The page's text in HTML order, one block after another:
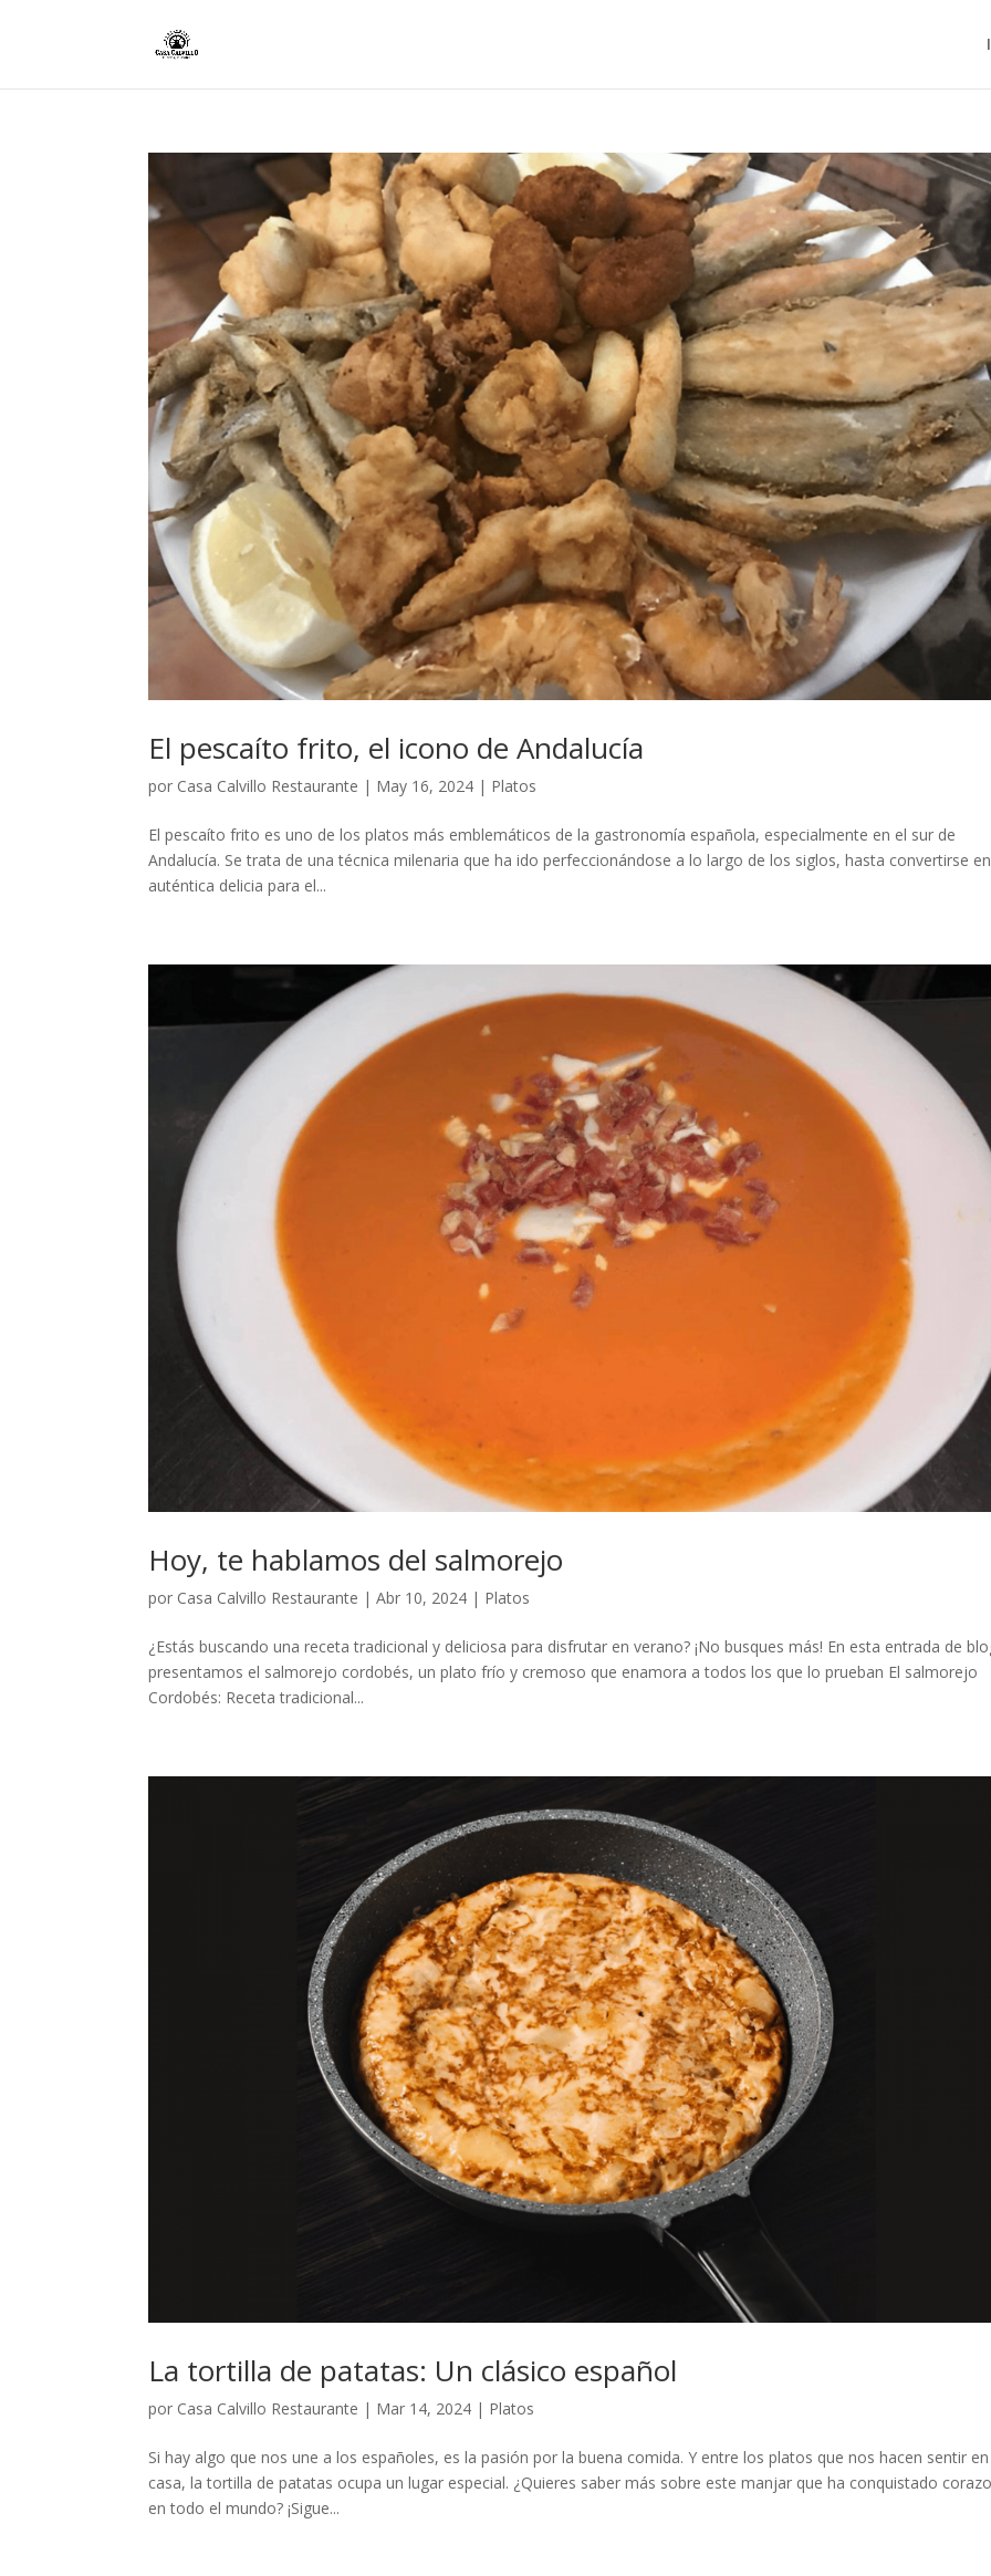
El pescaíto frito, el icono de Andalucía
por Casa Calvillo Restaurante | May 16, 2024 | Platos
El pescaíto frito es uno de los platos más emblemáticos de la gastronomía española, especialmente en el sur de
Andalucía. Se trata de una técnica milenaria que ha ido perfeccionándose a lo largo de los siglos, hasta convertirse
auténtica delicia para el...
Hoy, te hablamos del salmorejo
por Casa Calvillo Restaurante |Abr 10, 2024 | Platos
¿Estás buscando una receta tradicional y deliciosa para disfrutar en verano? ¡No busques más! En esta entrada de
presentamos el salmorejo cordobés, un plato frío y cremoso que enamora a todos los que lo prueban El salmorejo
Cordobés: Receta tradicional...
La tortilla de patatas: Un clásico español
por Casa Calvillo Restaurante | Mar 14, 2024 | Platos
Si hay algo que nos une a los españoles, es la pasión por la buena comida. Y entre los platos que nos hacen sentir en
casa, la tortilla de patatas ocupa un lugar especial. ¿Quieres saber más sobre este manjar que ha conquistado
en todo el mundo? ¡Sigue...